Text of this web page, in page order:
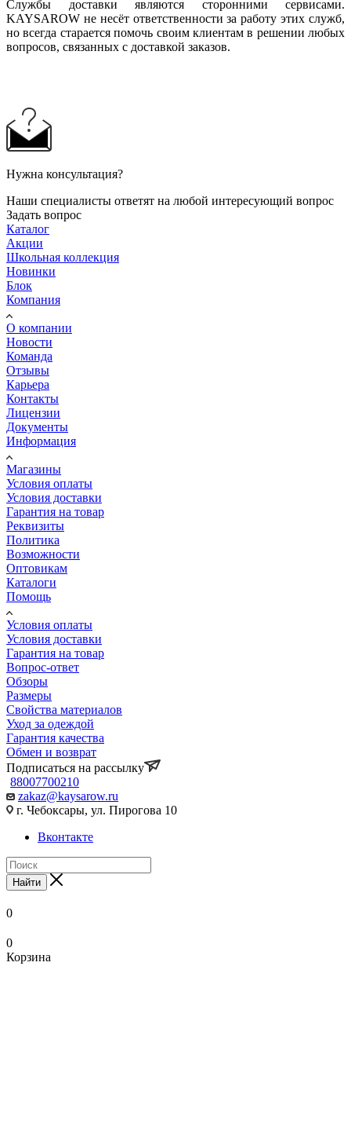
Службы доставки являются сторонними сервисами.
KAYSAROW не несёт ответственности за работу этих служб,
но всегда старается помочь своим клиентам в решении любых
вопросов, связанных с доставкой заказов.
Нужна консультация?
Наши специалисты ответят на любой интересующий вопрос
Задать вопрос
Каталог
Акции
Школьная коллекция
Новинки
Блок
Компания
О компании
Новости
Команда
Отзывы
Карьера
Контакты
Лицензии
Документы
Информация
Магазины
Условия оплаты
Условия доставки
Гарантия на товар
Реквизиты
Политика
Возможности
Оптовикам
Каталоги
Помощь
Условия оплаты
Условия доставки
Гарантия на товар
Вопрос-ответ
Обзоры
Размеры
Свойства материалов
Уход за одеждой
Гарантия качества
Обмен и возврат
Подписаться на рассылку
88007700210
zakaz@kaysarow.ru
г. Чебоксары, ул. Пирогова 10
Вконтакте
Найти
0
0
Корзина